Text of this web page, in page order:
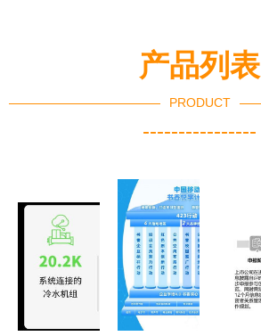
产品列表
PRODUCT
----------------